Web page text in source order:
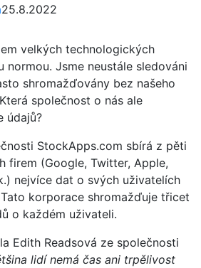
25.8.2022
velkých technologických
normou. Jsme neustále sledováni
shromažďovány bez našeho
společnost o nás ale
údajů?
StockApps.com sbírá z pěti
firem (Google, Twitter, Apple,
nejvíce dat o svých uživatelích
korporace shromažďuje třicet
o každém uživateli.
Edith Readsová ze společnosti
lidí nemá čas ani trpělivost